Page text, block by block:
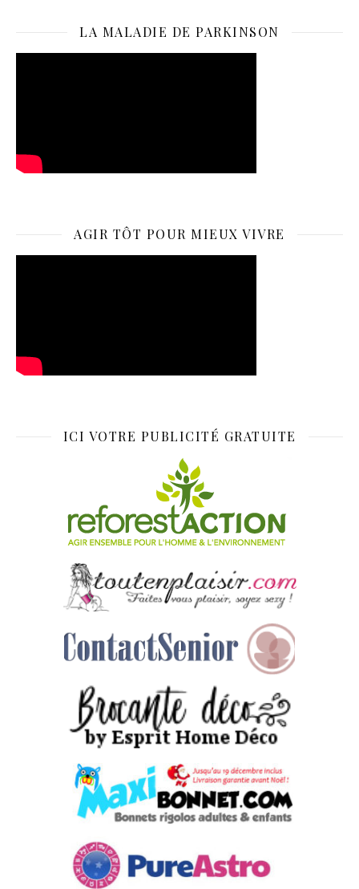
LA MALADIE DE PARKINSON
AGIR TÔT POUR MIEUX VIVRE
ICI VOTRE PUBLICITÉ GRATUITE